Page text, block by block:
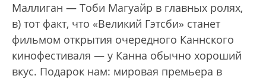
Маллиган — Тоби Магуайр в главных ролях,
в) тот факт, что «Великий Гэтсби» станет
фильмом открытия очередного Каннского
кинофестиваля — у Канна обычно хороший
вкус. Подарок нам: мировая премьера в